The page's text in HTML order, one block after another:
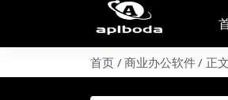
首页 商业办公软件 正文